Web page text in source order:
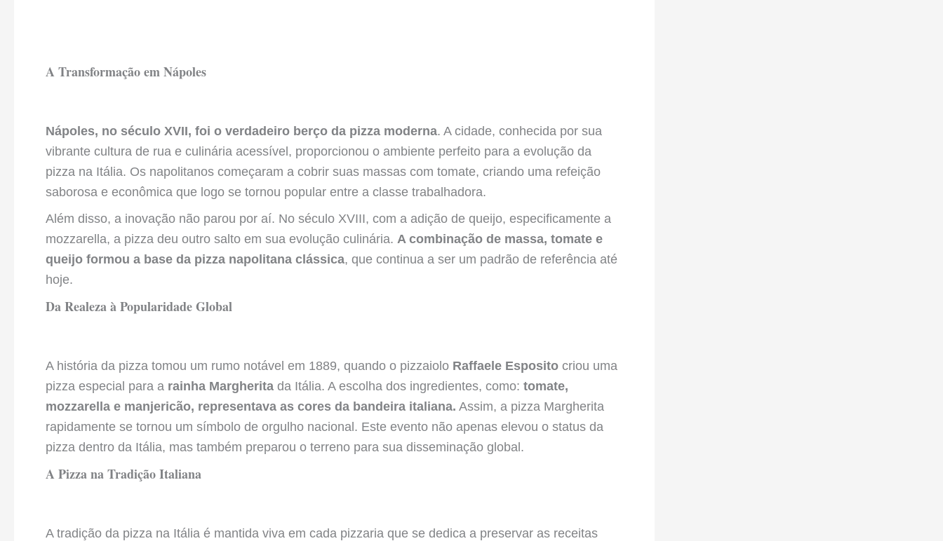
A Transformação em Nápoles
Nápoles, no século XVII, foi o verdadeiro berço da pizza moderna. A cidade, conhecida por sua
vibrante cultura de rua e culinária acessível, proporcionou o ambiente perfeito para a evolução da
pizza na Itália. Os napolitanos começaram a cobrir suas massas com tomate, criando uma refeição
saborosa e econômica que logo se tornou popular entre a classe trabalhadora.
Além disso, a inovação não parou por aí. No século XVIII, com a adição de queijo, especificamente a
mozzarella, a pizza deu outro salto em sua evolução culinária. A combinação de massa, tomate e
queijo formou a base da pizza napolitana clássica, que continua a ser um padrão de referência até
hoje.
Da Realeza à Popularidade Global
A história da pizza tomou um rumo notável em 1889, quando o pizzaiolo Raffaele Esposito criou uma
pizza especial para a rainha Margherita da Itália. A escolha dos ingredientes, como: tomate,
mozzarella e manjericão, representava as cores da bandeira italiana. Assim, a pizza Margherita
rapidamente se tornou um símbolo de orgulho nacional. Este evento não apenas elevou o status da
pizza dentro da Itália, mas também preparou o terreno para sua disseminação global.
A Pizza na Tradição Italiana
A tradição da pizza na Itália é mantida viva em cada pizzaria que se dedica a preservar as receitas